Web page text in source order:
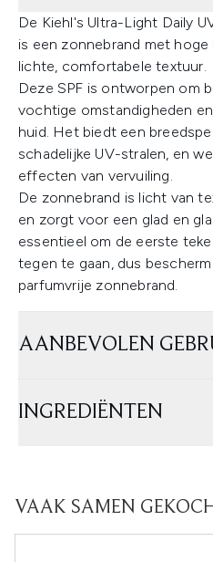
De Kiehl's Ultra-Light Daily
is een zonnebrand met
lichte, comfortabele textuur.
Deze SPF is ontworpen om
vochtige omstandigheden
huid. Het biedt een
schadelijke UV-stralen, en
effecten van vervuiling.
De zonnebrand is licht van
en zorgt voor een glad en
essentieel om de eerste
tegen te gaan, dus
parfumvrije zonnebrand.
AANBEVOLEN
INGREDIËNTEN
VAAK SAMEN